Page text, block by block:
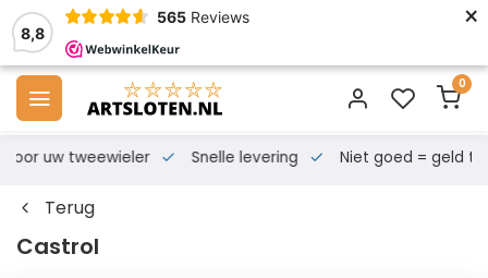
8,8
565 Reviews ×
0
voor uw tweewieler Snelle levering Niet goed = geld
Terug
Castrol